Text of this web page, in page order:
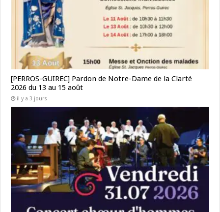
[PERROS-GUIREC] Pardon de Notre-Dame de la Clarté
2026 du 13 au 15 août
il y a 3 jours